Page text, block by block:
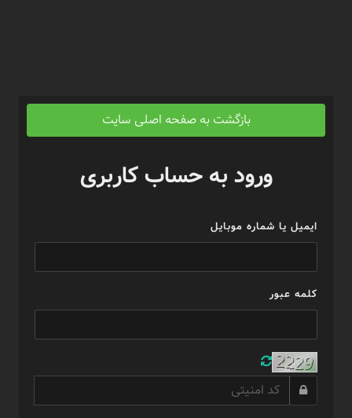
بازگشت به صفحه اصلی سایت
ورود به حساب کاربری
ایمیل یا شماره موبایل
کلمه عبور